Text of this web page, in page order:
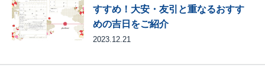
すすめ！大安・友引と重なるおすす
めの吉日をご紹介
2023.12.21